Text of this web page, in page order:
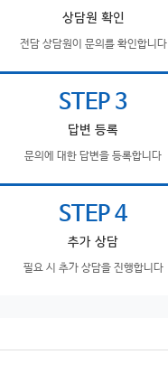
상담원 확인
전담 상담원이 문의를 확인합니다
STEP 3
답변 등록
문의에 대한 답변을 등록합니다
STEP 4
추가 상담
필요 시 추가 상담을 진행합니다